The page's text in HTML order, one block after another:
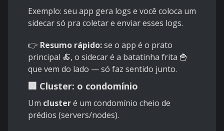
Exemplo: seu app gera logs e você coloca um
sidecar só pra coletar e enviar esses logs.
👉 Resumo rápido:se o app é o prato
principal 🍝, o sidecar é a batatinha frita 🍟
que vem do lado — só faz sentido junto.
🏢 Cluster: o condomínio
Um clusteré um condomínio cheio de
prédios (servers/nodes).